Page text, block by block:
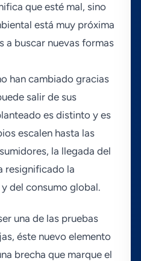
que esté mal, sino
está muy próxima
a buscar nuevas formas
han cambiado gracias
salir de sus
es distinto y es
escalen hasta las
la llegada del
resignificado la
del consumo global.
una de las pruebas
éste nuevo elemento
brecha que marque el